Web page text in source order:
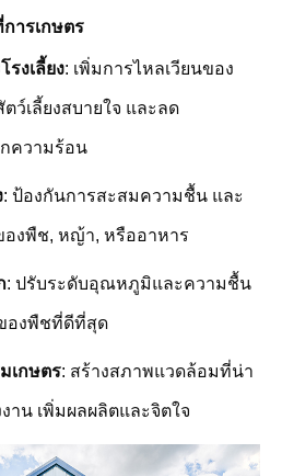
ารเกษตร
งเลี้ยง: เพิ่มการไหลเวียนของ
ว์เลี้ยงสบายใจ และลด
ความร้อน
: ป้องกันการสะสมความชื้น และ
งพืช, หญ้า, หรืออาหาร
: ปรับระดับอุณหภูมิและความชื้น
องพืชที่ดีที่สุด
เกษตร: สร้างสภาพแวดล้อมที่น่า
าน เพิ่มผลผลิตและจิตใจ